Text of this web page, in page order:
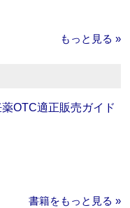
もっと見る »
薬OTC適正販売ガイド
書籍をもっと見る »